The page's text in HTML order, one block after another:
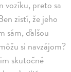
vozíku, preto sa
zistí, že jeho
sám, ďalšou
si navzájom?
skutočné